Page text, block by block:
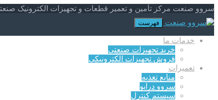
سروو صنعت مرکز تأمین و تعمیر قطعات و تجهیزات الکترونیک
فهرست
خدمات ما
خرید تجهیزات صنعتی
فروش تجهیزات الکترونیکی
تعمیرات
منابع تغذیه
سروو درایو
سیستم کنترل